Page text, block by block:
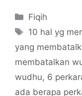
Categories
Fiqih
Tags
10 hal yg
yang
membatalkan
wudhu, 6
ada berapa